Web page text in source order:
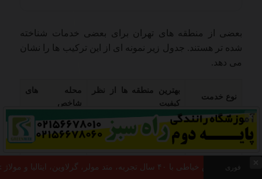
فوری
بعضی از منطقه های تهران برای بعضی خدمات شناخته
شده تر هستند. جدول زیر نمونه ای از این ترکیب ها را نشان
می دهد.
نوع خدمت
بهترین منطقه ها از نظر
کیفیت
محله های
شاخص
آرایشگاه
زنانه
منطقه 1 و منطقه 2
نیاوران، سعادت
آباد
دندان پزشکی
شهرک غرب،